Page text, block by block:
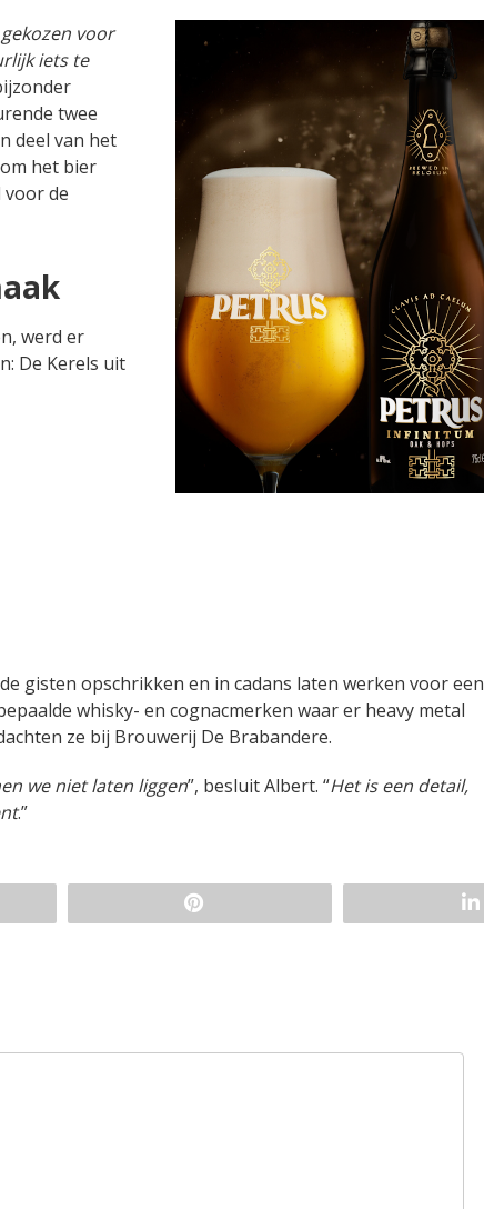
voor
iets te
twee
deel van het
het bier
de
werd er
De Kerels uit
gisten opschrikken en in cadans laten werken voor een
whisky- en cognacmerken waar er heavy metal
ze bij Brouwerij De Brabandere.
we niet laten liggen”, besluit Albert. “Het is een detail,
.”